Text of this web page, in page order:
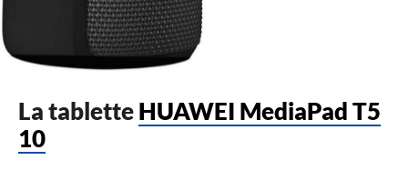
La tablette HUAWEI MediaPad T5
10